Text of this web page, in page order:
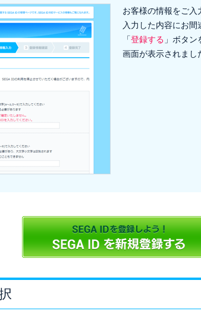
お客様の情報をご入
入力した内容にお間
「登録する 」ボタ
画面が表示されまし